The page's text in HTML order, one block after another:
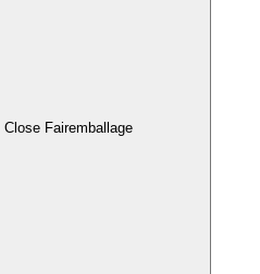
Close Fairemballage